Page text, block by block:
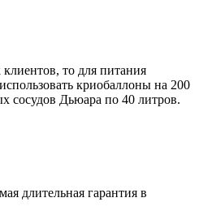
то для питания
криобаллоны на 200
сосудов Дьюара по 40 литров.
длительная гарантия в